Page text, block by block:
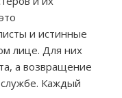
и истинные
лице. Для них
а возвращение
Каждый